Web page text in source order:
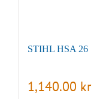
STIHL HSA 26
1,140.00 kr